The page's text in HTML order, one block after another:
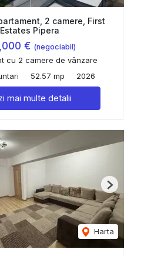
2 camere, First
Estates Pipera
€ (negociabil)
cu 2 camere de vânzare
52.57 mp 2026
mai multe detalii
Harta
Next